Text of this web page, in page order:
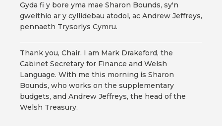
Gyda fi y bore yma mae Sharon Bounds, sy'n
gweithio ar y cyllidebau atodol, ac Andrew Jeffreys,
pennaeth Trysorlys Cymru.
Thank you, Chair. I am Mark Drakeford, the
Cabinet Secretary for Finance and Welsh
Language. With me this morning is Sharon
Bounds, who works on the supplementary
budgets, and Andrew Jeffreys, the head of the
Welsh Treasury.